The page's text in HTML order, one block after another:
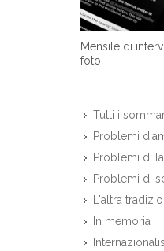
Mensile di
foto
Tutti i
Problemi
Problemi di
Problemi di
L'altra
In memoria